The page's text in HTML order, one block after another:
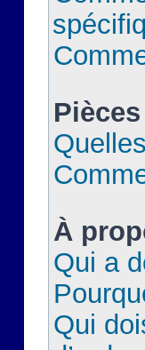
À
Qui a
Qui